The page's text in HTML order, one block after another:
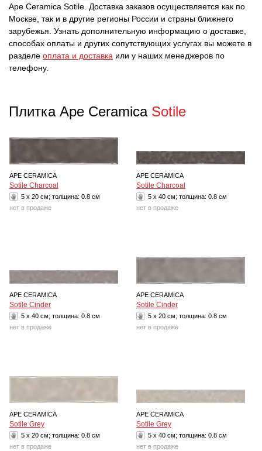
Ape Ceramica Sotile. Доставка заказов осуществляется как по
Москве, так и в другие регионы России и страны ближнего
зарубежья. Узнать дополнительную информацию о доставке,
способах оплаты и других сопутствующих услугах вы можете в
разделе оплата и доставка или у наших менеджеров по
телефону.
Плитка Ape Ceramica Sotile
APE CERAMICA
Sotile Charcoal
5 x 20 см; толщина: 0.8 см
нет в продаже
APE CERAMICA
Sotile Charcoal
5 x 40 см; толщина: 0.8 см
нет в продаже
APE CERAMICA
Sotile Cinder
5 x 40 см; толщина: 0.8 см
нет в продаже
APE CERAMICA
Sotile Cinder
5 x 20 см; толщина: 0.8 см
нет в продаже
APE CERAMICA
Sotile Grey
5 x 20 см; толщина: 0.8 см
нет в продаже
APE CERAMICA
Sotile Grey
5 x 40 см; толщина: 0.8 см
нет в продаже